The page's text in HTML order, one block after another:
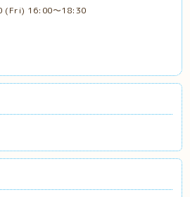
(Fri) 16:00～18:30